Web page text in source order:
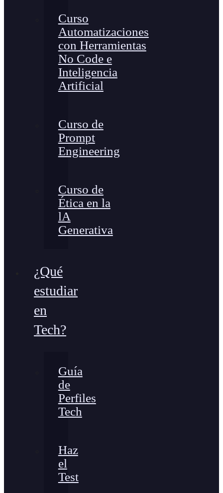
Curso
Automatizaciones
con Herramientas
No Code e
Inteligencia
Artificial
Curso de
Prompt
Engineering
Curso de
Ética en la
lA
Generativa
¿Qué
estudiar
en
Tech?
Guía
de
Perfiles
Tech
Haz
el
Test